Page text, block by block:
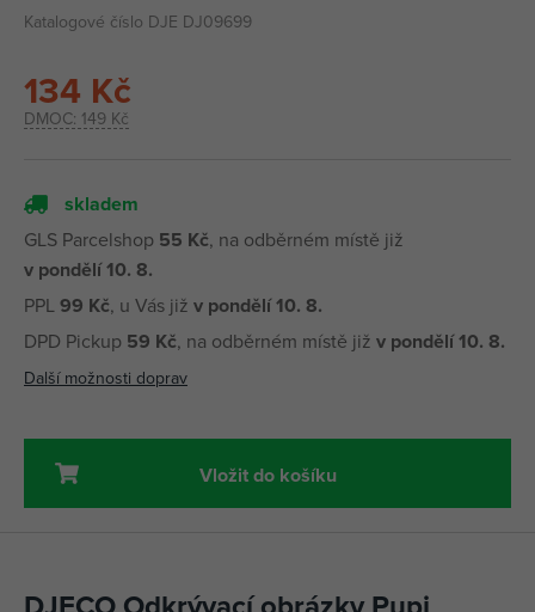
Katalogové číslo DJE DJ09699
DMOC: 149 Kč
134 Kč
skladem
GLS Parcelshop 55 Kč, na odběrném místě již
v pondělí 10. 8.
PPL99 Kč, u Vás již v pondělí 10. 8.
DPD Pickup 59 Kč, na odběrném místě již v pondělí 10. 8.
Další možnosti doprav
Vložit do košíku